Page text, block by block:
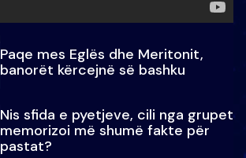
Paqe mes Eglës dhe Meritonit,
banorët kërcejnë së bashku
Nis sfida e pyetjeve, cili nga grupet
memorizoi më shumë fakte për
pastat?